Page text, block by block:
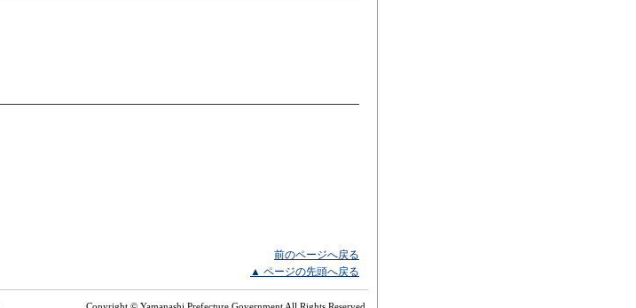
前のページへ戻る
▲ ページの先頭へ戻る